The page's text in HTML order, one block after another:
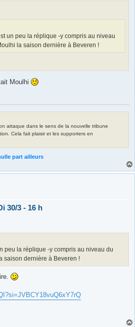
un peu la réplique -y compris au niveau
la saison dernière à Beveren !
Moulhi
attaque dans le sens de la nouvelle tribune
Cela fait plaisir et les supporters en
part ailleurs
30/3 - 16 h
peu la réplique -y compris au niveau du
saison dernière à Beveren !